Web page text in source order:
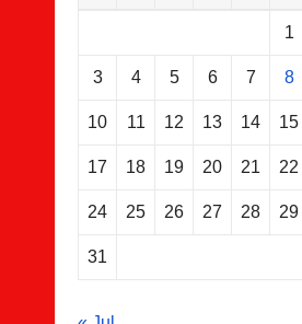
1
3 4 5 6 7 8
10 11 12 13 14 15
17 18 19 20 21 22
24 25 26 27 28 29
31